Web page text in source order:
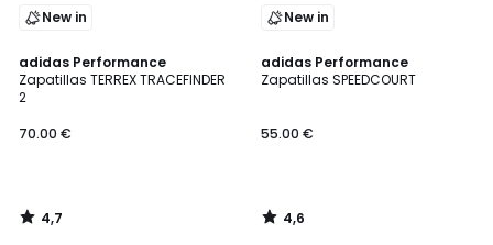
New in
adidas Performance
Zapatillas TERREX TRACEFINDER
2
70.00 €
4,7
/ 5
4,7
/
New in
adidas Performance
Zapatillas SPEEDCOURT
55.00 €
4,6
/ 5
4,6
/